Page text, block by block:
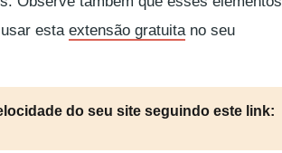
esta extensão gratuitano seu
do seu site seguindo este link: